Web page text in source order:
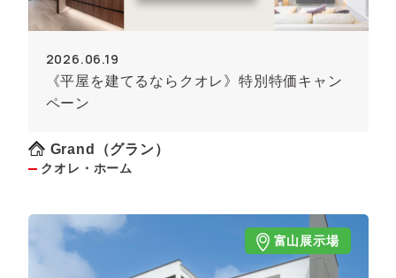
2026.06.19
《平屋を建てるならクオレ》特別特価キャン
ペーン
Grand（グラン）
クオレ・ホーム
富山展示場